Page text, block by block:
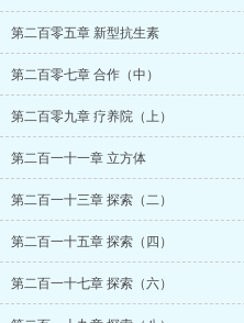
第二百零五章 新型抗生素
第二百零七章 合作（中）
第二百零九章 疗养院（上）
第二百一十一章 立方体
第二百一十三章 探索（二）
第二百一十五章 探索（四）
第二百一十七章 探索（六）